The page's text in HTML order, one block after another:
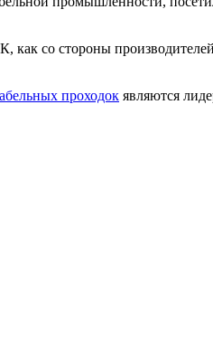
как со стороны
проходок являются